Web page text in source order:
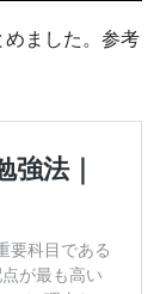
めました。参考